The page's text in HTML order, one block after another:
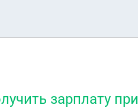
зарплату при